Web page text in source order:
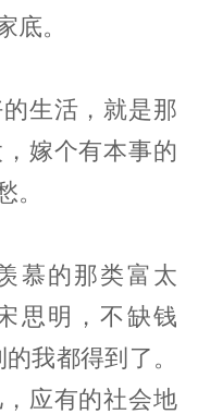
底。
生活，就是那
嫁个有本事的
。
慕的那类富太
思明，不缺钱
我都得到了。
应有的社会地